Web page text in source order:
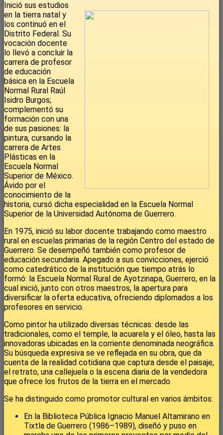
Inició sus estudios
en la tierra natal y
los continuó en el
Distrito Federal. Su
vocación docente
lo llevó a concluir la
carrera de profesor
de educación
básica en la Escuela
Normal Rural Raúl
Isidro Burgos;
complementó su
formación con una
de sus pasiones: la
pintura, cursando la
carrera de Artes
Plásticas en la
Escuela Normal
Superior de México.
Ávido por el
conocimiento de la
historia, cursó dicha especialidad en la Escuela Normal
Superior de la Universidad Autónoma de Guerrero.
En 1975, inició su labor docente trabajando como maestro
rural en escuelas primarias de la región Centro del estado de
Guerrero. Se desempeñó también como profesor de
educación secundaria. Apegado a sus convicciones, ejerció
como catedrático de la institución que tiempo atrás lo
formó: la Escuela Normal Rural de Ayotzinapa, Guerrero, en la
cual inició, junto con otros maestros, la apertura para
diversificar la oferta educativa, ofreciendo diplomados a los
profesores en servicio.
Como pintor ha utilizado diversas técnicas: desde las
tradicionales, como el temple, la acuarela y el óleo, hasta las
innovadoras ubicadas en la corriente denominada neográfica.
Su búsqueda expresiva se ve reflejada en su obra, que da
cuenta de la realidad cotidiana que captura desde el paisaje,
el retrato, una callejuela o la escena diaria de la vendedora
que ofrece los frutos de la tierra en el mercado.
Se ha distinguido como promotor cultural en varios ámbitos:
En la Biblioteca Pública Ignacio Manuel Altamirano en
Tixtla de Guerrero (1986–1989), diseñó y puso en